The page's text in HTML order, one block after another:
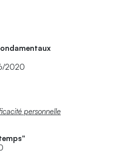
2020
personnelle
temps"